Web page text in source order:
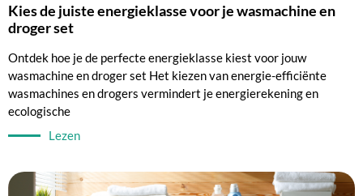
Kies de juiste energieklasse voor je wasmachine en
droger set
Ontdek hoe je de perfecte energieklasse kiest voor jouw
wasmachine en droger set Het kiezen van energie-efficiënte
wasmachines en drogers vermindert je energierekening en
ecologische
Lezen